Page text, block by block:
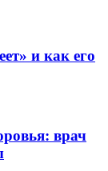
и как его
врач